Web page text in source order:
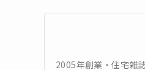
2005年創業・住宅雑